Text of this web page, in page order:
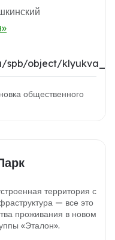
spb/object/
общественного
территория с
— все это
проживания в новом
«Эталон».